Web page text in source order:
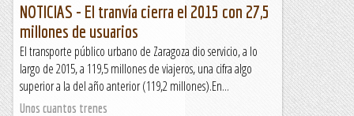
NOTICIAS - El tranvía cierra el 2015 con 27,5
millones de usuarios
El transporte público urbano de Zaragoza dio servicio, a lo
largo de 2015, a 119,5 millones de viajeros, una cifra algo
superior a la del año anterior (119,2 millones).En...
Unos cuantos trenes